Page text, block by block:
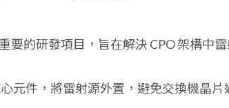
要的研發項目，旨在解決 CPO 架構中
心元件，將雷射源外置，避免交換機晶片